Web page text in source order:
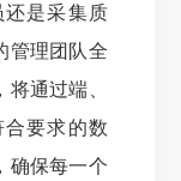
是采集质
管理团队全
通过端、
要求的数
确保每一个